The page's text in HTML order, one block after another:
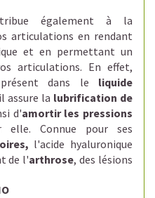
également à la
articulations en rendant
et en permettant un
articulations. En effet,
dans le liquide
assure la lubrification de
d'amortir les pressions
elle. Connue pour ses
l'acide hyaluronique
de l'arthrose, des lésions